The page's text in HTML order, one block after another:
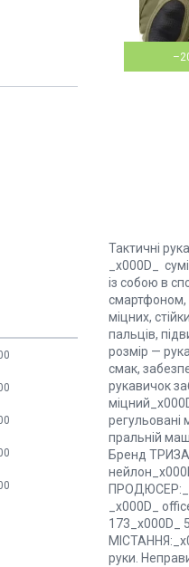
Тактичні
_x000D_
із собою в
смартфоном,
міцних,
пальців,
розмір —
смак,
рукавичок
пральній
Бренд
_x000D_
173_x000D_
руки.